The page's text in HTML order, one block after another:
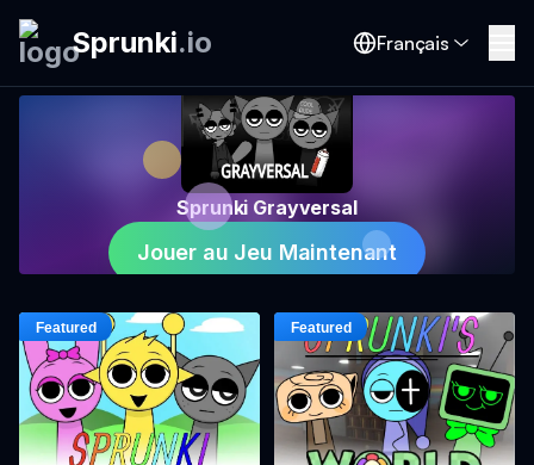
Sprunki.io Français
Sprunki Grayversal
Jouer au Jeu Maintenant